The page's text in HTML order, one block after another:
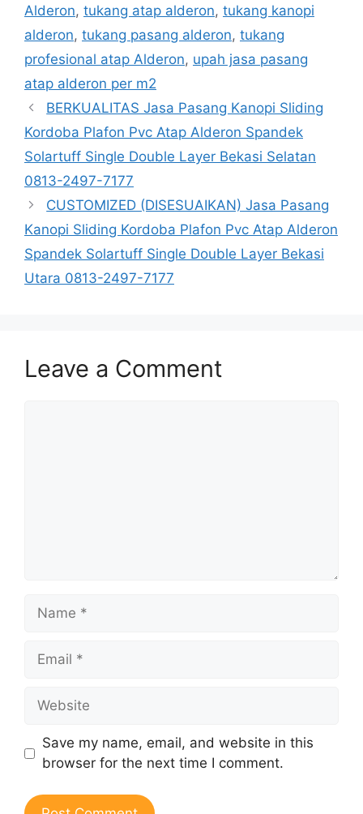
Alderon, tukang atap alderon, tukang kanopi
alderon, tukang pasang alderon, tukang
profesional atap Alderon, upah jasa pasang
atap alderon per m2
BERKUALITAS Jasa Pasang Kanopi Sliding
Kordoba Plafon Pvc Atap Alderon Spandek
Solartuff Single Double Layer Bekasi Selatan
0813-2497-7177
CUSTOMIZED (DISESUAIKAN) Jasa Pasang
Kanopi Sliding Kordoba Plafon Pvc Atap Alderon
Spandek Solartuff Single Double Layer Bekasi
Utara 0813-2497-7177
Leave a Comment
Name
Email
Website
Save my name, email, and website in this
browser for the next time I comment.